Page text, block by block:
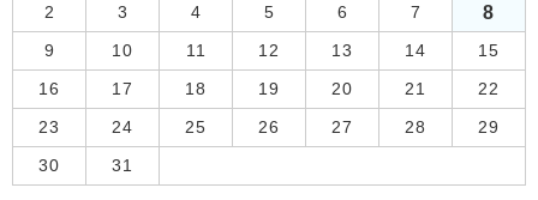
2 3 4 5 6 7 8
9 10 11 12 13 14 15
16 17 18 19 20 21 22
23 24 25 26 27 28 29
30 31